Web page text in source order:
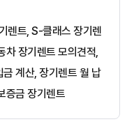
트, S-클래스 장기렌
차 장기렌트 모의견적,
계산, 장기렌트 월 납
증금 장기렌트